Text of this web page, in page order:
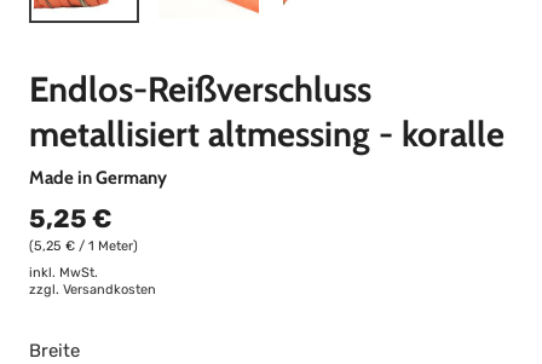
Endlos-Reißverschluss
metallisiert altmessing - koralle
Made in Germany
5,25 €
(5,25 € / 1 Meter)
inkl. MwSt.
zzgl. Versandkosten
Breite